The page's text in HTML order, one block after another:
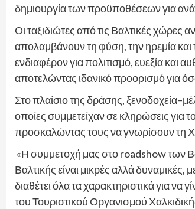
δημιουργία των προϋποθέσεων για
Οι ταξιδιώτες από τις Βαλτικές χώρες
απολαμβάνουν τη φύση, την ηρεμία και
ενδιαφέρον για πολιτισμό, ευεξία και
αποτελώντας ιδανικό προορισμό για
Στο πλαίσιο της δράσης,
οποίες συμμετείχαν σε κληρώσεις για
προσκαλώντας τους να γνωρίσουν τη
«Η συμμετοχή μας στο roadshow των
Βαλτικής είναι μικρές αλλά δυναμικές,
διαθέτει όλα τα χαρακτηριστικά για
του Τουριστικού Οργανισμού